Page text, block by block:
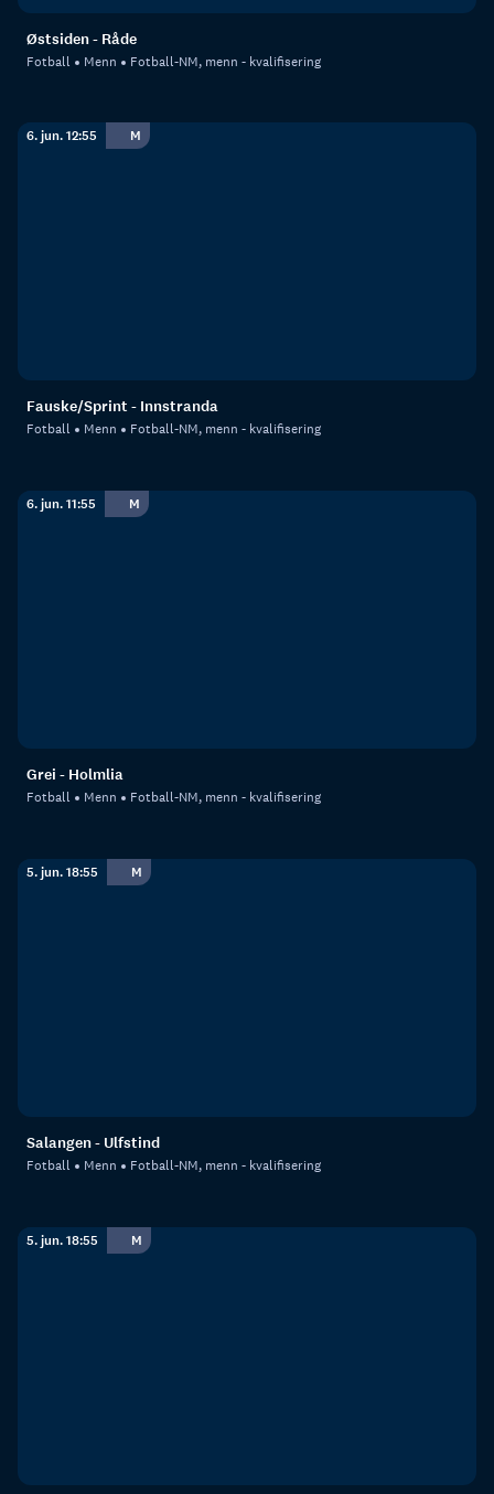
Østsiden - Råde
Fotball Menn Fotball-NM, menn - kvalifisering
6. jun. 12:55 M
Fauske/Sprint - Innstranda
Fotball Menn Fotball-NM, menn - kvalifisering
6. jun. 11:55 M
Grei - Holmlia
Fotball Menn Fotball-NM, menn - kvalifisering
5. jun. 18:55 M
Salangen - Ulfstind
Fotball Menn Fotball-NM, menn - kvalifisering
5. jun. 18:55 M